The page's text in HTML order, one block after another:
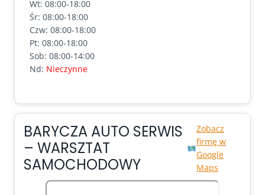
Wt: 08:00-18:00
Śr: 08:00-18:00
Czw: 08:00-18:00
Pt: 08:00-18:00
Sob: 08:00-14:00
Nd: Nieczynne
BARYCZA AUTO SERWIS
– WARSZTAT
SAMOCHODOWY
Zobacz
firmę w
Google
Maps